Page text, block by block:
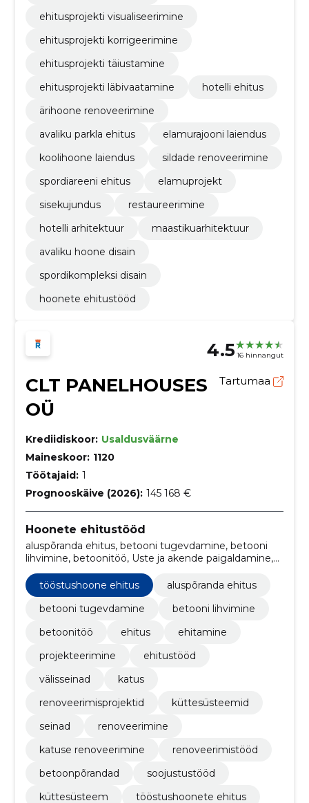
ehitusprojekti visualiseerimine
ehitusprojekti korrigeerimine
ehitusprojekti täiustamine
ehitusprojekti läbivaatamine
hotelli ehitus
ärihoone renoveerimine
avaliku parkla ehitus
elamurajooni laiendus
koolihoone laiendus
sildade renoveerimine
spordiareeni ehitus
elamuprojekt
sisekujundus
restaureerimine
hotelli arhitektuur
maastikuarhitektuur
avaliku hoone disain
spordikompleksi disain
hoonete ehitustööd
4.5 16 hinnangut
CLT PANELHOUSES
OÜ
Tartumaa
Krediidiskoor: Usaldusväärne
Maineskoor: 1120
Töötajaid: 1
Prognooskäive (2026): 145 168 €
Hoonete ehitustööd
aluspõranda ehitus, betooni tugevdamine, betooni
lihvimine, betoonitöö, Uste ja akende paigaldamine,
Arhitektuuri-, insener-tehnilise projekteerimise ja
planeerimisteenused, Tervishoiuga seotud hoonete
ehitustööd, ehitus, ehitamine, Projekteerimine
tööstushoone ehitus
aluspõranda ehitus
betooni tugevdamine
betooni lihvimine
betoonitöö
ehitus
ehitamine
projekteerimine
ehitustööd
välisseinad
katus
renoveerimisprojektid
küttesüsteemid
seinad
renoveerimine
katuse renoveerimine
renoveerimistööd
betoonpõrandad
soojustustööd
küttesüsteem
tööstushoonete ehitus